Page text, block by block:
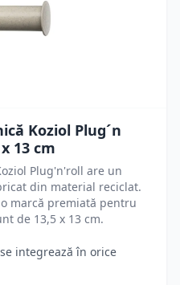
Koziol Plug´n
13 cm
Plug'n'roll are un
din material reciclat.
marcă premiată pentru
de 13,5 x 13 cm.
integrează în orice